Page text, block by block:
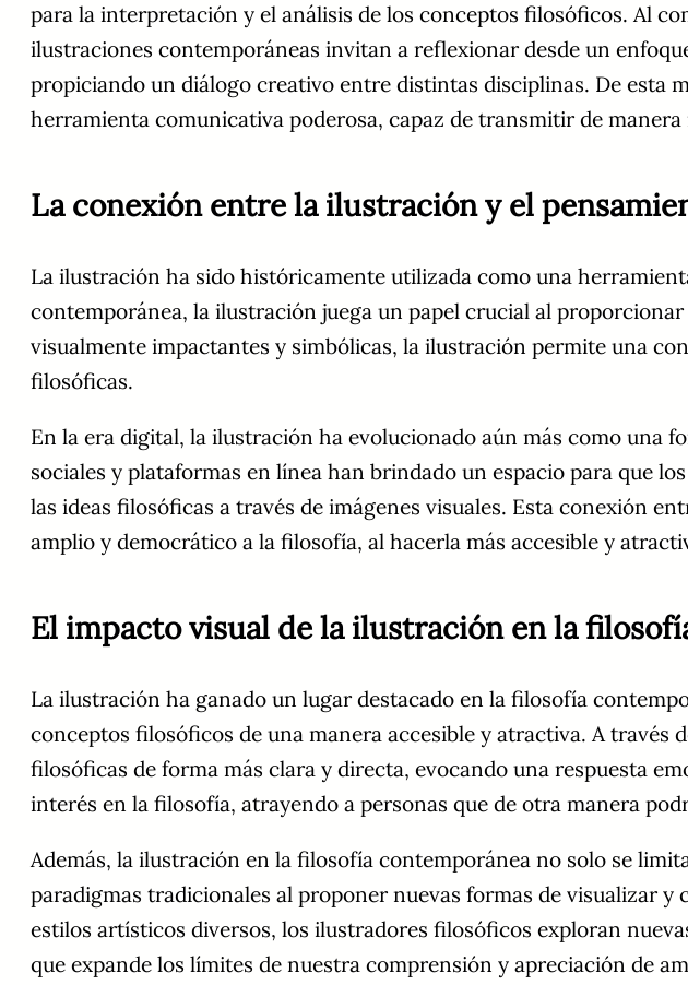
para la interpretación y el análisis de los conceptos filosóficos. Al
ilustraciones contemporáneas invitan a reflexionar desde un
propiciando un diálogo creativo entre distintas disciplinas. De esta
herramienta comunicativa poderosa, capaz de transmitir de
La conexión entre la ilustración y el
La ilustración ha sido históricamente utilizada como una
contemporánea, la ilustración juega un papel crucial al
visualmente impactantes y simbólicas, la ilustración permite una
filosóficas.
En la era digital, la ilustración ha evolucionado aún más como una
sociales y plataformas en línea han brindado un espacio para que
las ideas filosóficas a través de imágenes visuales. Esta conexión
amplio y democrático a la filosofía, al hacerla más accesible y
El impacto visual de la ilustración en la
La ilustración ha ganado un lugar destacado en la filosofía
conceptos filosóficos de una manera accesible y atractiva. A
filosóficas de forma más clara y directa, evocando una respuesta
interés en la filosofía, atrayendo a personas que de otra manera
Además, la ilustración en la filosofía contemporánea no solo se
paradigmas tradicionales al proponer nuevas formas de visualizar
estilos artísticos diversos, los ilustradores filosóficos exploran
que expande los límites de nuestra comprensión y apreciación de